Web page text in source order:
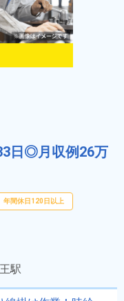
日◎月収例26万
年間休日120日以上
駅